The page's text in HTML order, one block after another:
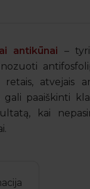
antikūnai –
atvejais
paaiškinti
kai